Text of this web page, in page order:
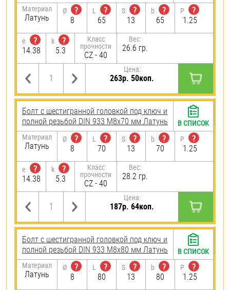
Материал
Латунь
Ø
?
8
L
?
65
S
?
13
b
?
65
P
?
1.25
e
?
14.38
k
?
5.3
Класс
прочности
CZ - 40
Вес:
26.6 гр.
Цена:
263р. 50коп.
Болт с шестигранной головкой под ключ и
полной резьбой DIN 933 М8х70 мм Латунь
Материал
Латунь
Ø
?
8
L
?
70
S
?
13
b
?
70
P
?
1.25
e
?
14.38
k
?
5.3
Класс
прочности
CZ - 40
Вес:
28.2 гр.
Цена:
187р. 64коп.
В СПИСОК
Болт с шестигранной головкой под ключ и
полной резьбой DIN 933 М8х80 мм Латунь
Материал
Латунь
Ø
?
8
L
?
80
S
?
13
b
?
80
P
?
1.25
В СПИСОК